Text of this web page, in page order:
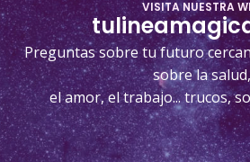
VISITA NUESTRA
Preguntas sobre tu futuro
sobre la salud,
el amor, el trabajo... trucos,